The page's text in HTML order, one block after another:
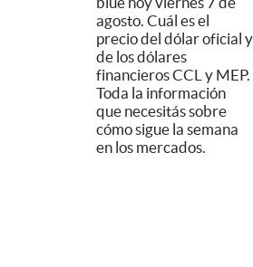
agosto. Cuál es el
precio del dólar oficial y
de los dólares
financieros CCL y MEP.
Toda la información
que necesitás sobre
cómo sigue la semana
en los mercados.